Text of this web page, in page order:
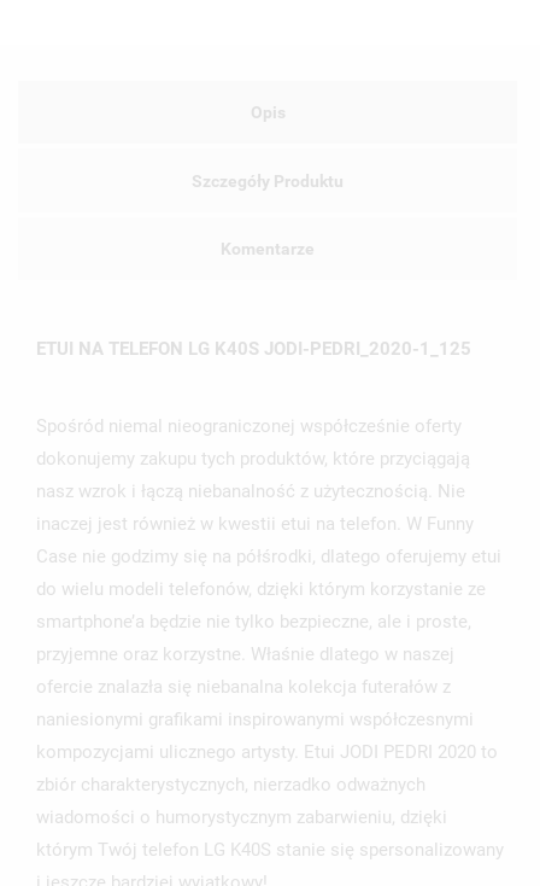
Opis
Szczegóły Produktu
Komentarze
ETUI NA TELEFON LG K40S JODI-PEDRI_2020-1_125
Spośród niemal nieograniczonej współcześnie oferty
dokonujemy zakupu tych produktów, które przyciągają
nasz wzrok i łączą niebanalność z użytecznością. Nie
inaczej jest również w kwestii etui na telefon. W Funny
Case nie godzimy się na półśrodki, dlatego oferujemy etui
do wielu modeli telefonów, dzięki którym korzystanie ze
smartphone’a będzie nie tylko bezpieczne, ale i proste,
przyjemne oraz korzystne. Właśnie dlatego w naszej
ofercie znalazła się niebanalna kolekcja futerałów z
naniesionymi grafikami inspirowanymi współczesnymi
kompozycjami ulicznego artysty. Etui JODI PEDRI 2020 to
zbiór charakterystycznych, nierzadko odważnych
wiadomości o humorystycznym zabarwieniu, dzięki
którym Twój telefon LG K40S stanie się spersonalizowany